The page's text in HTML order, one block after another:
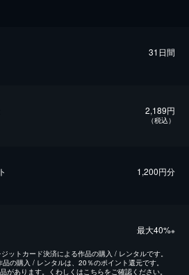
31日間
2,189円
（税込）
1,200円分
最⼤40%※
ットカード決済による作品の購入 / レンタルです。
の購入 / レンタルは、20％のポイント還元です。
があります。くわしくは こちらをご確認ください。